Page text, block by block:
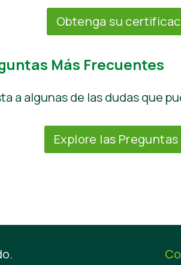
Obtenga su
Más Frecuentes
a algunas de las dudas que
Explore las